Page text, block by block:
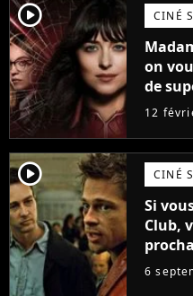
player2 CINÉ
on
de
12
player2 CINÉ
Si
Club,
avec
6